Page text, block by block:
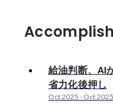
給油判断、AI
省力化後押し
Oct 2025 - Oct 2025